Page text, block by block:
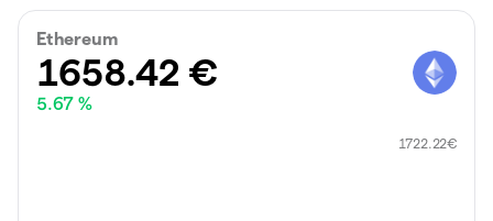
Ethereum
1658.42 €
5.67 %
1722.22€